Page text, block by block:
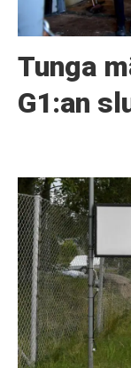
Tunga
G1:an